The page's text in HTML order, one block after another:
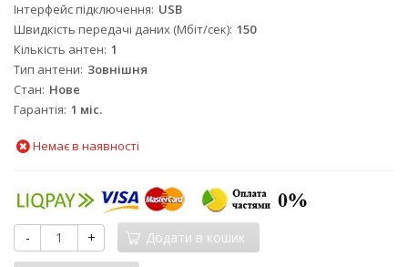
Інтерфейс підключення USB
Швидкість передачі даних (Мбіт/сек) 150
Кількість антен 1
Тип антени Зовнішня
Стан Нове
Гарантія 1 міс.
Немає в наявності
- + Додати в кошик